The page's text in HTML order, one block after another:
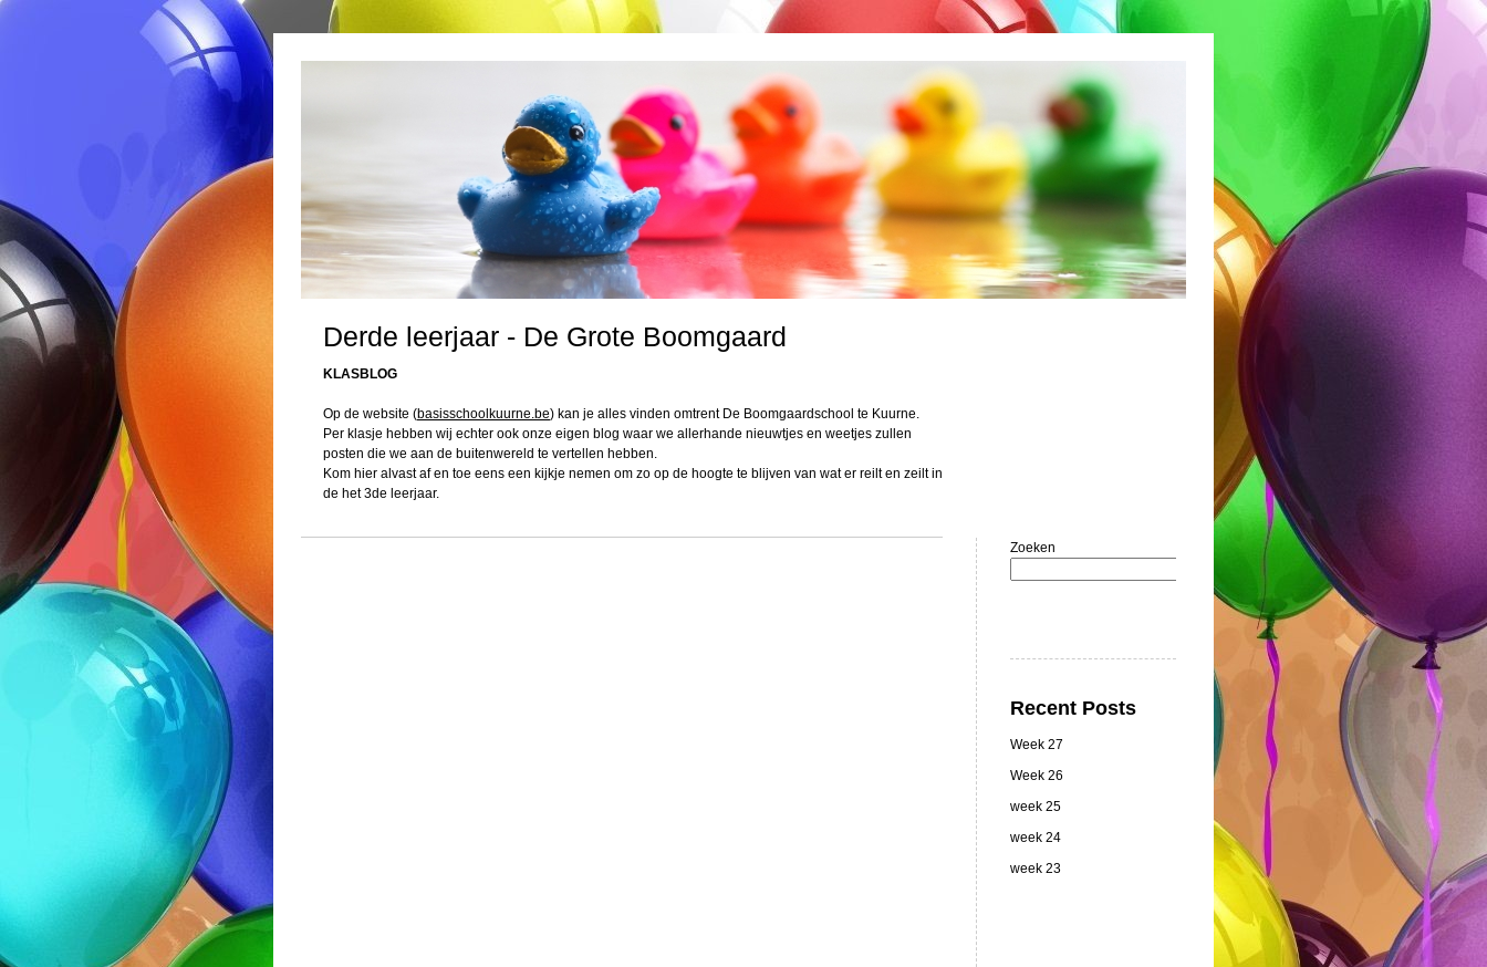
Derde leerjaar - De Grote Boomgaard
KLASBLOG
Op de website (basisschoolkuurne.be) kan je alles vinden omtrent De Boomgaardschool te Kuurne.
Per klasje hebben wij echter ook onze eigen blog waar we allerhande nieuwtjes en weetjes zullen
posten die we aan de buitenwereld te vertellen hebben.
Kom hier alvast af en toe eens een kijkje nemen om zo op de hoogte te blijven van wat er reilt en zeilt in
de het 3de leerjaar.
Zoeken
Recent Posts
Week 27
Week 26
week 25
week 24
week 23